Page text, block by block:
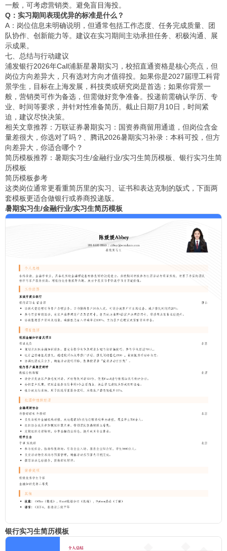
一般，可考虑营销类。避免盲目海投。
Q：实习期间表现优异的标准是什么？
A：岗位信息未明确说明，但通常包括工作态度、任务完成质量、团
队协作、创新能力等。建议在实习期间主动承担任务、积极沟通、展
示成果。
七、总结与行动建议
浦发银行2026年Call浦新星暑期实习，校招直通资格是核心亮点，但
岗位方向差异大，只有选对方向才值得投。如果你是2027届理工科背
景学生，目标在上海发展，科技类或研究岗是首选；如果你背景一
般，营销类可作为备选，但需做好竞争准备。投递前需确认学历、专
业、时间等要求，并针对性准备简历。截止日期7月10日，时间紧
迫，建议尽快决策。
相关文章推荐： 万联证券暑期实习：国资券商留用通道，但岗位含金
量差很大，你选对了吗？
腾讯2026暑期实习补录：本科可投，但方
向差异大，你适合哪个？
简历模板推荐： 暑期实习生/金融行业/实习生简历模板
银行实习生简
历模板
简历模板参考
这类岗位通常更看重简历里的实习、证书和表达克制的版式，下面两
套模板更适合做银行或券商投递版。
暑期实习生/金融行业/实习生简历模板
银行实习生简历模板